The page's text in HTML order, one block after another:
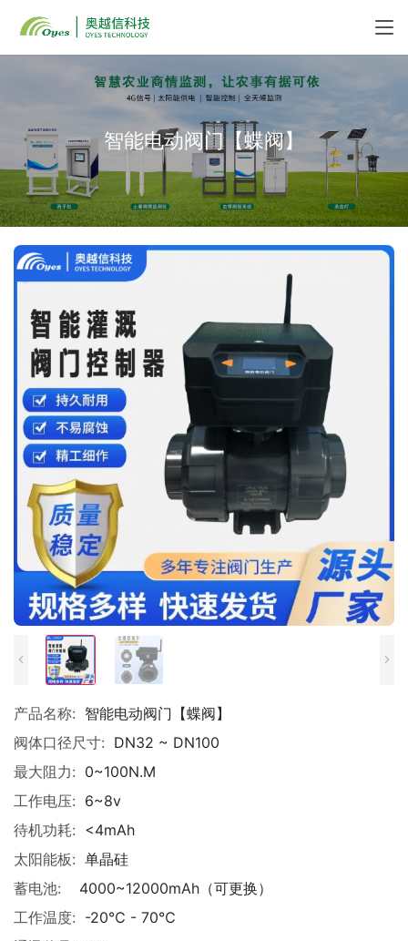
智能电动阀门【蝶阀】
产品名称: 智能电动阀门【蝶阀】
阀体口径尺寸: DN32 ~ DN100
最大阻力: 0~100N.M
工作电压: 6~8v
待机功耗: <4mAh
太阳能板: 单晶硅
蓄电池:
4000~12000mAh（可更换）
工作温度: -20℃ - 70℃